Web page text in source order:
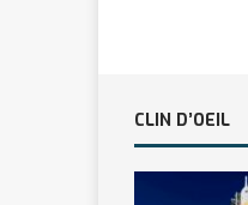
CLIN D’OEIL